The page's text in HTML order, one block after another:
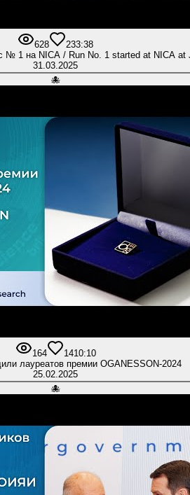
628 233:38
1 на NICA / Run No. 1 started at NICA at
31.03.2025
🐙
164 1410:10
лауреатов премии OGANESSON-2024
25.02.2025
🐙